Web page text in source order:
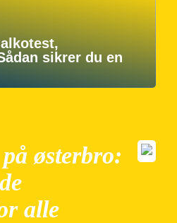
sikrer du en
østerbro:
alle